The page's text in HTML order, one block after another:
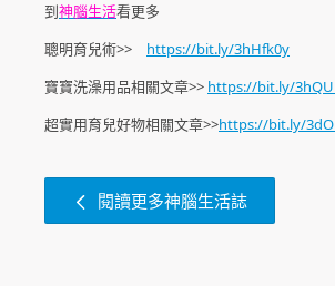
到神腦生活看更多
聰明育兒術>> https://bit.ly/3hHfk0y
寶寶洗澡用品相關文章>> https://bit.ly/
超實用育兒好物相關文章>>https://bit.ly/
閱讀更多神腦生活誌